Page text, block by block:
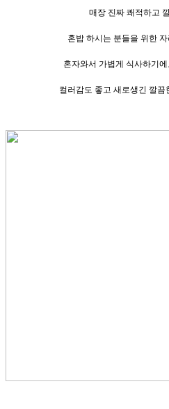
매장 진짜 쾌적하고
혼밥 하시는 분들을 위한
혼자와서 가볍게 식사하기
컬러감도 좋고 새로생긴 깔끔